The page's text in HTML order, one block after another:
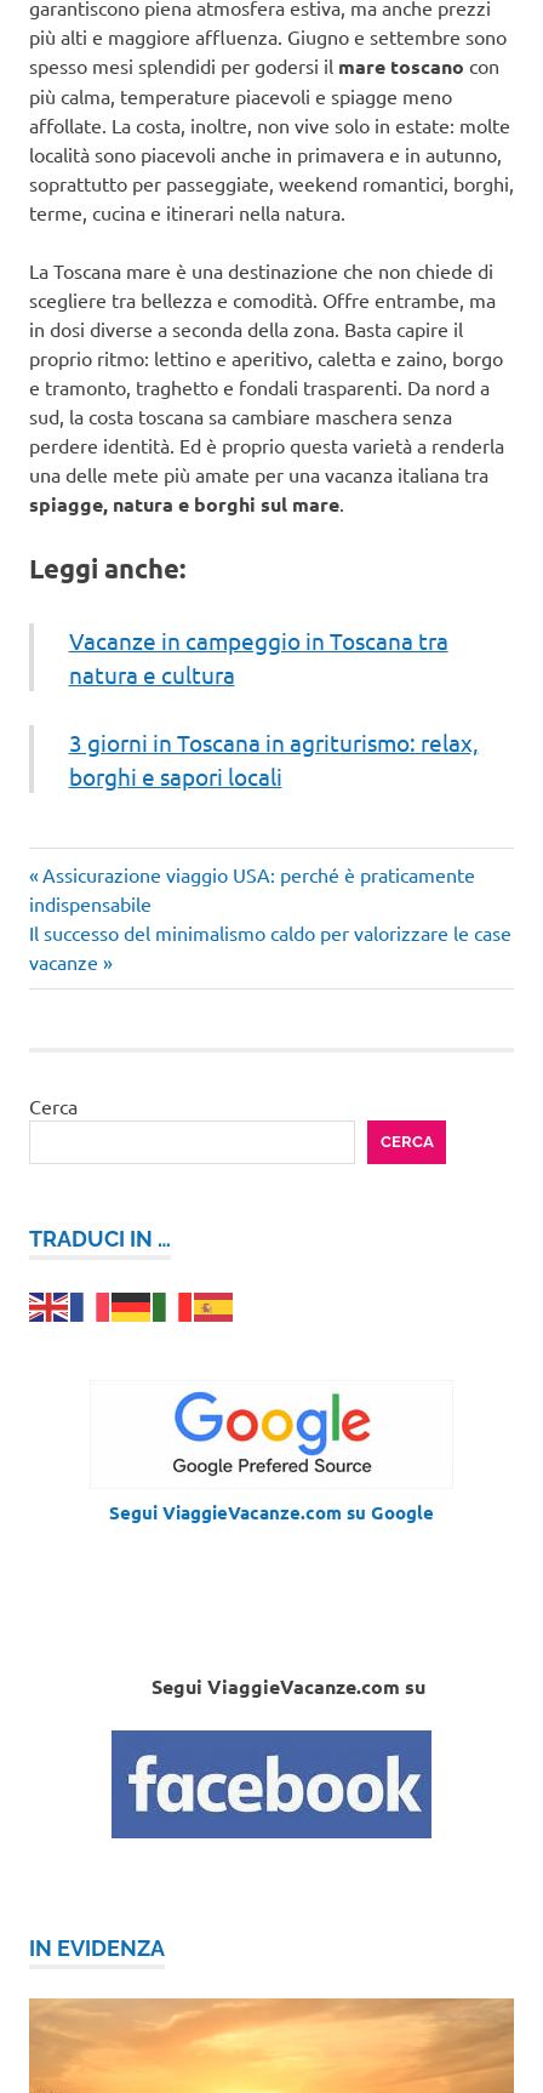
garantiscono piena atmosfera estiva, ma anche prezzi
più alti e maggiore affluenza. Giugno e settembre sono
spesso mesi splendidi per godersi il mare toscano con
più calma, temperature piacevoli e spiagge meno
affollate. La costa, inoltre, non vive solo in estate: molte
località sono piacevoli anche in primavera e in autunno,
soprattutto per passeggiate, weekend romantici, borghi,
terme, cucina e itinerari nella natura.
La Toscana mare è una destinazione che non chiede di
scegliere tra bellezza e comodità. Offre entrambe, ma
in dosi diverse a seconda della zona. Basta capire il
proprio ritmo: lettino e aperitivo, caletta e zaino, borgo
e tramonto, traghetto e fondali trasparenti. Da nord a
sud, la costa toscana sa cambiare maschera senza
perdere identità. Ed è proprio questa varietà a renderla
una delle mete più amate per una vacanza italiana tra
spiagge, natura e borghi sul mare.
Leggi anche:
Vacanze in campeggio in Toscana tra
natura e cultura
3 giorni in Toscana in agriturismo: relax,
borghi e sapori locali
Navigazione
articoli
Articolo
precedente:
Assicurazione viaggio USA: perché è praticamente
indispensabile
Articolo
successivo:
Il successo del minimalismo caldo per valorizzare le case
vacanze
Cerca
CERCA
TRADUCI IN …
Segui ViaggieVacanze.com su Google
Segui ViaggieVacanze.com su
IN EVIDENZA